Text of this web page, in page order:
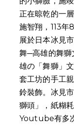
正在晾乾的一
施智翔，113年
展於日本冰見
舞─高雄的舞獅
雄の「舞獅」
套工坊的手工
鈴裝飾。冰見
獅頭」，紙糊
Youtube有多